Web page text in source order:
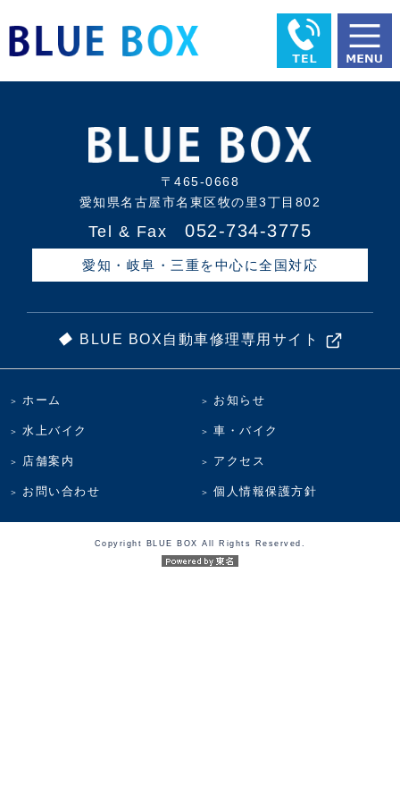
〒465-0668
愛知県名古屋市名東区牧の里3丁目802
Tel & Fax 052-734-3775
愛知・岐阜・三重を中心に全国対応
BLUE BOX自動車修理専用サイト
ホーム お知らせ
水上バイク 車・バイク
店舗案内 アクセス
お問い合わせ 個人情報保護方針
Copyright BLUE BOX All Rights Reserved.